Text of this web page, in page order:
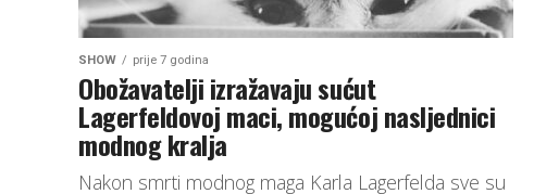
SHOW prije 7 godina
Obožavatelji izražavaju sućut
Lagerfeldovoj maci, mogućoj nasljednici
modnog kralja
Nakon smrti modnog maga Karla Lagerfelda sve su